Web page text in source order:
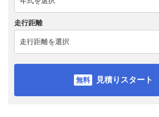
走行距離
見積りスタート